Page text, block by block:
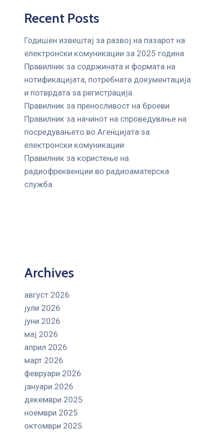
Recent Posts
Годишен извештај за развој на пазарот на
електронски комуникации за 2025 година
Правилник за содржината и формата на
нотификацијата, потребната документација
и потврдата за регистрација
Правилник за преносливост на броеви
Правилник за начинот на спроведување на
посредувањето во Агенцијата за
електронски комуникации
Правилник за користење на
радиофреквенции во радиоаматерска
служба
Archives
август 2026
јули 2026
јуни 2026
мај 2026
април 2026
март 2026
февруари 2026
јануари 2026
декември 2025
ноември 2025
октомври 2025